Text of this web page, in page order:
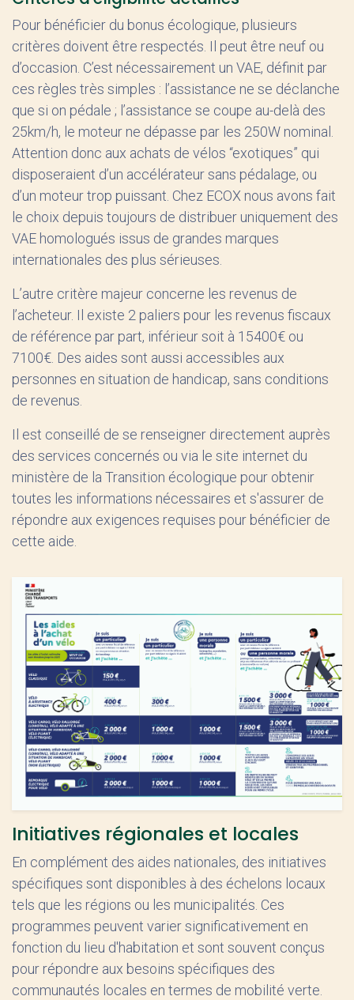
Pour bénéficier du bonus écologique, plusieurs
critères doivent être respectés. Il peut être neuf ou
d’occasion. C’est nécessairement un VAE, définit par
ces règles très simples : l’assistance ne se déclanche
que si on pédale ; l’assistance se coupe au-delà des
25km/h, le moteur ne dépasse par les 250W nominal.
Attention donc aux achats de vélos “exotiques” qui
disposeraient d’un accélérateur sans pédalage, ou
d’un moteur trop puissant. Chez ECOX nous avons fait
le choix depuis toujours de distribuer uniquement des
VAE homologués issus de grandes marques
internationales des plus sérieuses.
L’autre critère majeur concerne les revenus de
l’acheteur. Il existe 2 paliers pour les revenus fiscaux
de référence par part, inférieur soit à 15400€ ou
7100€. Des aides sont aussi accessibles aux
personnes en situation de handicap, sans conditions
de revenus.
Il est conseillé de se renseigner directement auprès
des services concernés ou via le site internet du
ministère de la Transition écologique pour obtenir
toutes les informations nécessaires et s'assurer de
répondre aux exigences requises pour bénéficier de
cette aide.
Initiatives régionales et locales
En complément des aides nationales, des initiatives
spécifiques sont disponibles à des échelons locaux
tels que les régions ou les municipalités. Ces
programmes peuvent varier significativement en
fonction du lieu d'habitation et sont souvent conçus
pour répondre aux besoins spécifiques des
communautés locales en termes de mobilité verte.